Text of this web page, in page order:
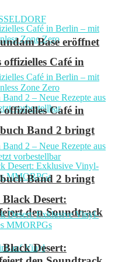
offizielles Café in
Band 2 bringt
Desert:
den Soundtrack
Base eröffnet
offizielles Café in
Band 2 bringt
Desert: